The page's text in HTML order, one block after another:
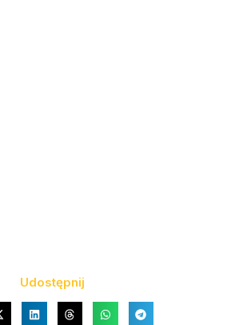
Udostępnij